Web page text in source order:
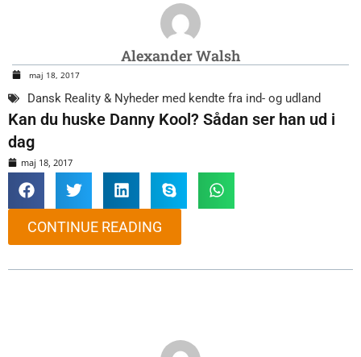
Alexander Walsh
maj 18, 2017
Dansk Reality & Nyheder med kendte fra ind- og udland
Kan du huske Danny Kool? Sådan ser han ud i
dag
maj 18, 2017
CONTINUE READING